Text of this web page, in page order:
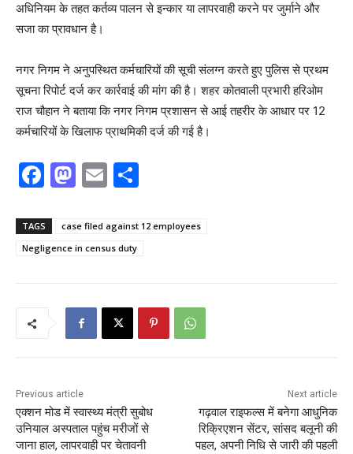
अधिनियम के तहत कर्तव्य पालन से इन्कार या लापरवाही करने पर जुर्माने और
सजा का प्रावधान है।
नगर निगम ने अनुपस्थित कर्मचारियों की सूची संलग्न करते हुए पुलिस से प्रथम
सूचना रिपोर्ट दर्ज कर कार्रवाई की मांग की है। शहर कोतवाली प्रभारी हरिओम
राज चौहान ने बताया कि नगर निगम प्रशासन से आई तहरीर के आधार पर 12
कर्मचारियों के खिलाफ प्राथमिकी दर्ज की गई है।
F
c
e
M
st
o
o
n
E
ai
l
ar
TAGS
case filed against 12 employees
Negligence in census duty
Previous article
एक्शन मोड में स्वास्थ्य मंत्री सुबोध
उनियाल अस्पताल पहुंच मरीजों से
जाना हाल, लापरवाही पर चेतावनी
Next article
गढ़वाल राइफल्स में बनेगा आधुनिक
रिक्रिएशन सेंटर, सांसद बलूनी की
पहल, अपनी निधि से जारी की पहली